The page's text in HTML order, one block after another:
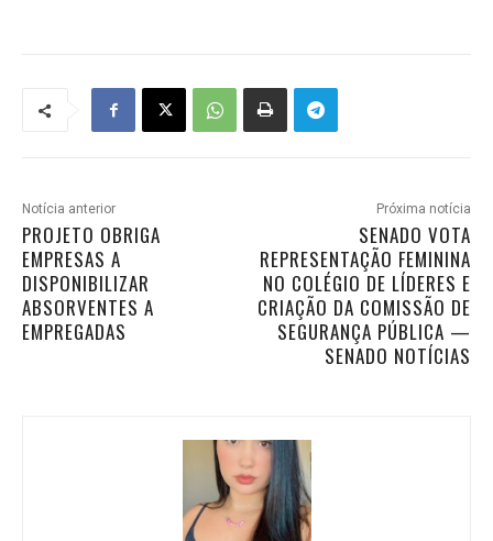
Notícia anterior
PROJETO OBRIGA
EMPRESAS A
DISPONIBILIZAR
ABSORVENTES A
EMPREGADAS
Próxima notícia
SENADO VOTA
REPRESENTAÇÃO FEMININA
NO COLÉGIO DE LÍDERES E
CRIAÇÃO DA COMISSÃO DE
SEGURANÇA PÚBLICA —
SENADO NOTÍCIAS